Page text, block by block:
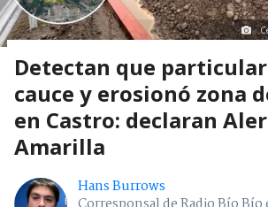
Detectan que
cauce y erosionó zona
en Castro: declaran
Amarilla
Hans Burrows